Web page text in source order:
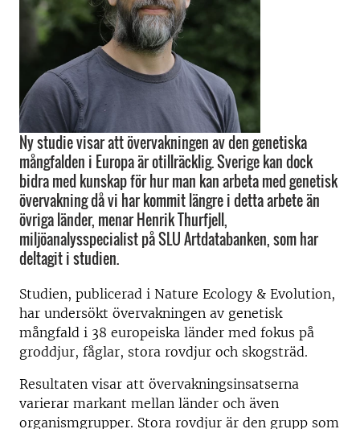
Ny studie visar att övervakningen av den genetiska
mångfalden i Europa är otillräcklig. Sverige kan dock
bidra med kunskap för hur man kan arbeta med genetisk
övervakning då vi har kommit längre i detta arbete än
övriga länder, menar Henrik Thurfjell,
miljöanalysspecialist på SLU Artdatabanken, som har
deltagit i studien.
Studien, publicerad i Nature Ecology & Evolution,
har undersökt övervakningen av genetisk
mångfald i 38 europeiska länder med fokus på
groddjur, fåglar, stora rovdjur och skogsträd.
Resultaten visar att övervakningsinsatserna
varierar markant mellan länder och även
organismgrupper. Stora rovdjur är den grupp som